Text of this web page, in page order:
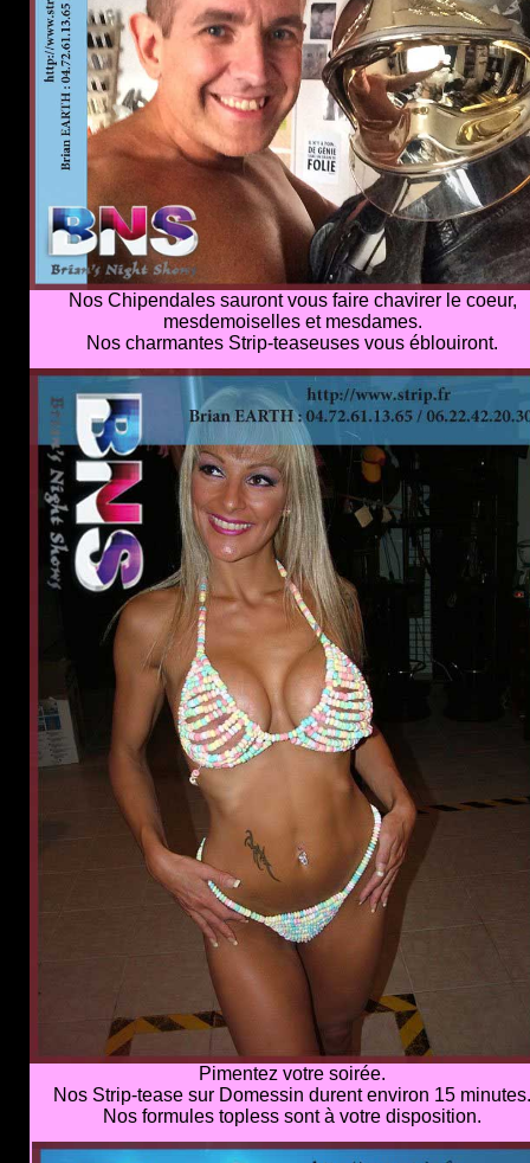
Nos Chipendales sauront vous faire chavirer le coeur,
mesdemoiselles et mesdames.
Nos charmantes Strip-teaseuses vous éblouiront.
Pimentez votre soirée.
Nos Strip-tease sur Domessin durent environ 15 minutes.
Nos formules topless sont à votre disposition.